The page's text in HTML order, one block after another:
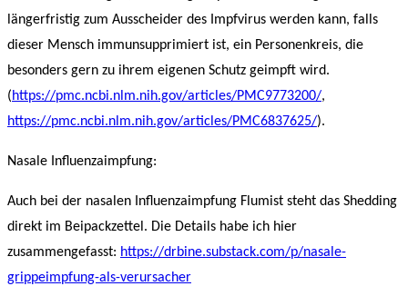
längerfristig zum Ausscheider des Impfvirus werden kann, falls
dieser Mensch immunsupprimiert ist, ein Personenkreis, die
besonders gern zu ihrem eigenen Schutz geimpft wird.
(https://pmc.ncbi.nlm.nih.gov/articles/PMC9773200/,
https://pmc.ncbi.nlm.nih.gov/articles/PMC6837625/).
Nasale Influenzaimpfung:
Auch bei der nasalen Influenzaimpfung Flumist steht das Shedding
direkt im Beipackzettel. Die Details habe ich hier
zusammengefasst: https://drbine.substack.com/p/nasale-
grippeimpfung-als-verursacher